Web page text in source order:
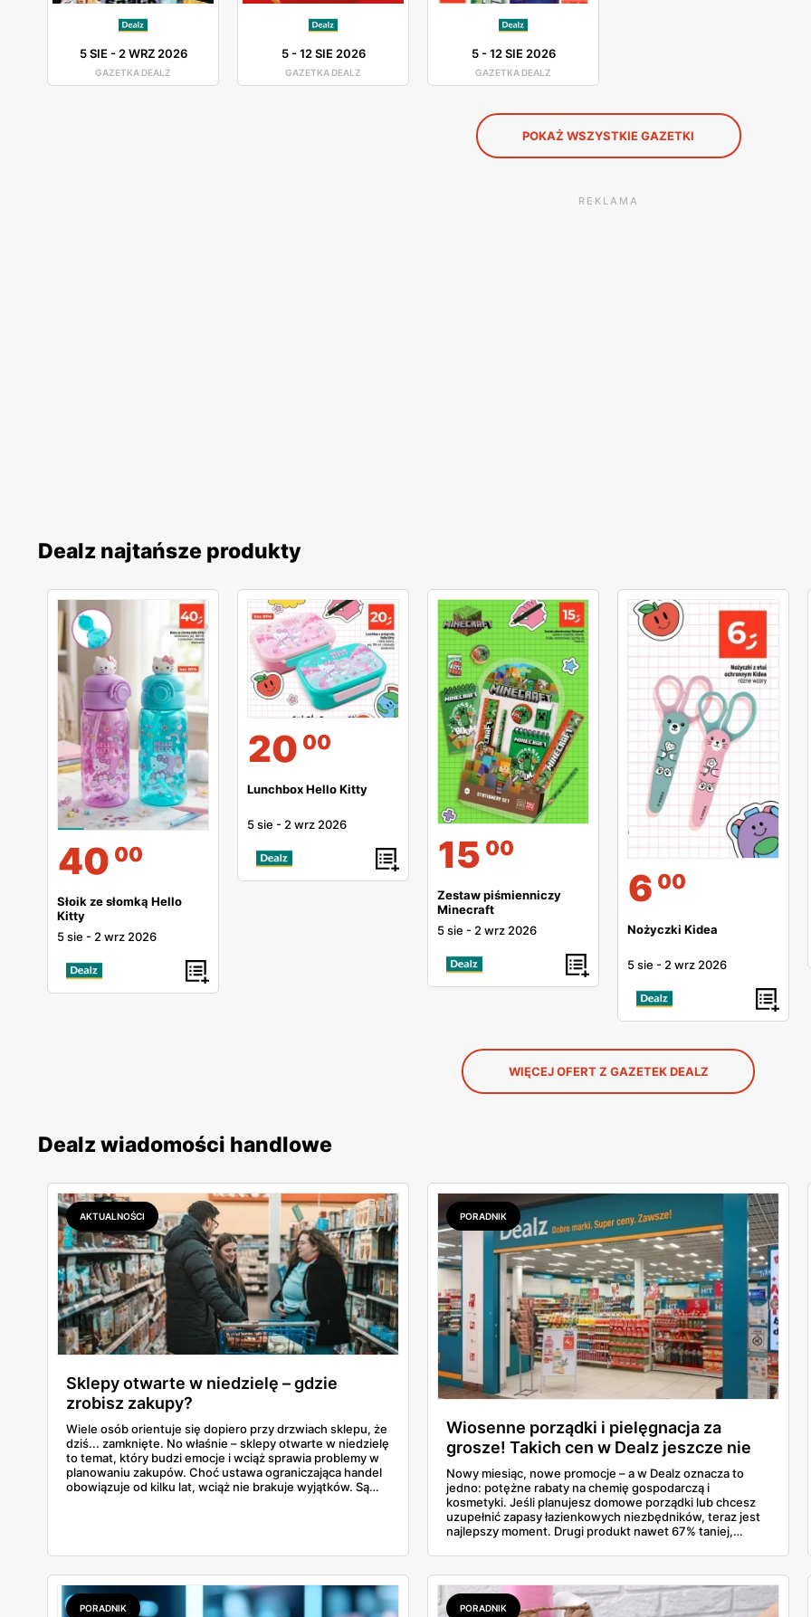
5 SIE - 2 WRZ 2026
GAZETKA DEALZ
5-12 SIE 2026
GAZETKA DEALZ
5-12 SIE 2026
GAZETKA DEALZ
POKAŻ WSZYSTKIE GAZETKI
REKLAMA
Dealz najtańsze produkty
40 00
Słoik ze słomką Hello
Kitty
5 sie - 2 wrz 2026
20 00
Lunchbox Hello Kitty
5 sie - 2 wrz 2026
15 00
Zestaw piśmienniczy
Minecraft
5 sie - 2 wrz 2026
6 00
Nożyczki Kidea
5 sie - 2 wrz 2026
WIĘCEJ OFERT Z GAZETEK DEALZ
Dealz wiadomości handlowe
AKTUALNOŚCI
Sklepy otwarte w niedzielę – gdzie
zrobisz zakupy?
Wiele osób orientuje się dopiero przy drzwiach sklepu, że
dziś... zamknięte. No właśnie – sklepy otwarte w niedzielę
to temat, który budzi emocje i wciąż sprawia problemy w
planowaniu zakupów. Choć ustawa ograniczająca handel
obowiązuje od kilku lat, wciąż nie brakuje wyjątków. Są
w niedzielę można coś kupić – bez nerwów i krążenia po
mieście.
PORADNIK
Wiosenne porządki i pielęgnacja za
grosze! Takich cen w Dealz jeszcze nie
było
Nowy miesiąc, nowe promocje – a w Dealz oznacza to
jedno: potężne rabaty na chemię gospodarczą i
kosmetyki. Jeśli planujesz domowe porządki lub chcesz
uzupełnić zapasy łazienkowych niezbędników, teraz jest
najlepszy moment. Drugi produkt nawet 67% taniej,
Sprawdź, co warto dorzucić do koszyka, zanim zniknie z
półek.
PORADNIK PORADNIK